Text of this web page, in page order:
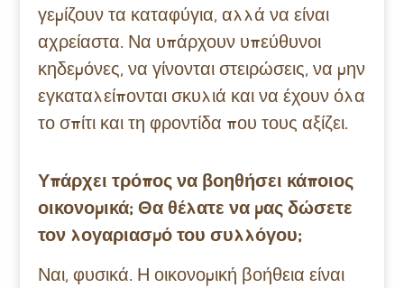
γεμίζουν τα καταφύγια, αλλά να είναι
αχρείαστα. Να υπάρχουν υπεύθυνοι
κηδεμόνες, να γίνονται στειρώσεις, να μην
εγκαταλείπονται σκυλιά και να έχουν όλα
το σπίτι και τη φροντίδα που τους αξίζει.
Υπάρχει τρόπος να βοηθήσει κάποιος
οικονομικά; Θα θέλατε να μας δώσετε
τον λογαριασμό του συλλόγου;
Ναι, φυσικά. Η οικονομική βοήθεια είναι